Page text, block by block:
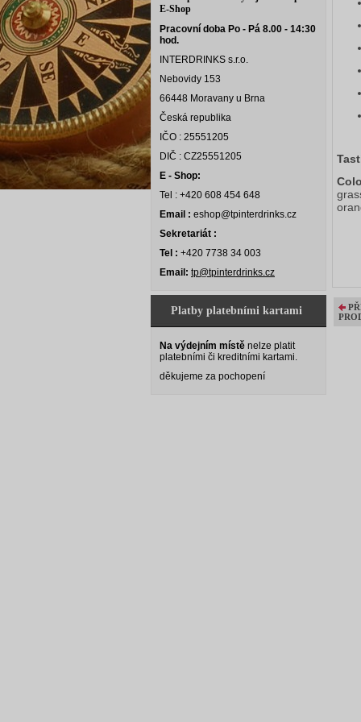
E-Shop
Pracovní doba Po - Pá 8.00 - 14:30
hod.
INTERDRINKS s.r.o.
Nebovidy 153
66448 Moravany u Brna
Česká republika
IČO : 25551205
DIČ : CZ25551205
E - Shop:
Tel : +420 608 454 648
Email : eshop@tpinterdrinks.cz
Sekretariát :
Tel : +420 7738 34 003
Email: tp@tpinterdrinks.cz
Platby platebními kartami
Na výdejním místě nelze platit
platebními či kreditními kartami.
děkujeme za pochopení